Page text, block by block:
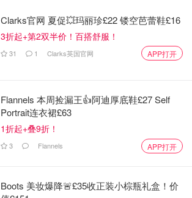
Clarks官网 夏促💥玛丽珍£22 镂空芭蕾鞋£16
3折起+第2双半价！百搭舒服！
31 1 Clarks英国官网 APP打开
Flannels 本周捡漏王👍阿迪厚底鞋£27 Self
Portrait连衣裙£63
1折起+叠9折！
3 Flannels APP打开
Boots 美妆爆降🚨£35收正装小棕瓶礼盒！价